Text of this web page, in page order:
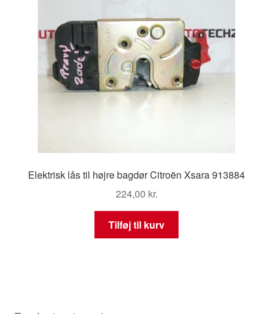
Elektrisk lås til højre bagdør Citroën Xsara 913884
224,00 kr.
Tilføj til kurv